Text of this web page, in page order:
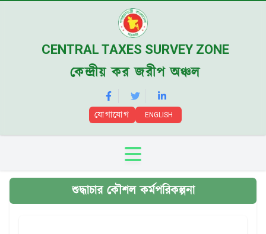
CENTRAL TAXES SURVEY ZONE
কেন্দ্রীয় কর জরীপ অঞ্চল
যোগাযোগ ENGLISH
শুদ্ধাচার কৌশল কর্মপরিকল্পনা